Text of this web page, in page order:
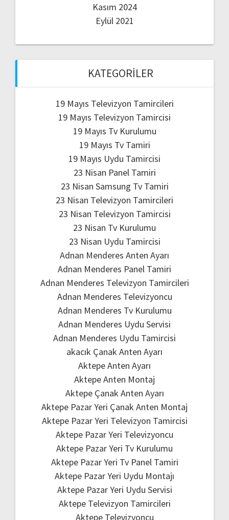
Kasım 2024
Eylül 2021
KATEGORILER
19 Mayıs Televizyon Tamircileri
19 Mayıs Televizyon Tamircisi
19 Mayıs Tv Kurulumu
19 Mayıs Tv Tamiri
19 Mayıs Uydu Tamircisi
23 Nisan Panel Tamiri
23 Nisan Samsung Tv Tamiri
23 Nisan Televizyon Tamircileri
23 Nisan Televizyon Tamircisi
23 Nisan Tv Kurulumu
23 Nisan Uydu Tamircisi
Adnan Menderes Anten Ayarı
Adnan Menderes Panel Tamiri
Adnan Menderes Televizyon Tamircileri
Adnan Menderes Televizyoncu
Adnan Menderes Tv Kurulumu
Adnan Menderes Uydu Servisi
Adnan Menderes Uydu Tamircisi
akacık Çanak Anten Ayarı
Aktepe Anten Ayarı
Aktepe Anten Montaj
Aktepe Çanak Anten Ayarı
Aktepe Pazar Yeri Çanak Anten Montaj
Aktepe Pazar Yeri Televizyon Tamircisi
Aktepe Pazar Yeri Televizyoncu
Aktepe Pazar Yeri Tv Kurulumu
Aktepe Pazar Yeri Tv Panel Tamiri
Aktepe Pazar Yeri Uydu Montajı
Aktepe Pazar Yeri Uydu Servisi
Aktepe Televizyon Tamircileri
Aktepe Televizyoncu